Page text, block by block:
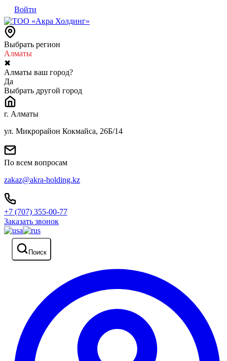
Войти
Выбрать регион
Алматы
✖
Алматы ваш город?
Да
Выбрать другой город
г. Алматы
ул. Микрорайон Кокмайса, 26Б/14
По всем вопросам
zakaz@akra-holding.kz
+7 (707) 355-00-77
Заказать звонок
Поиск